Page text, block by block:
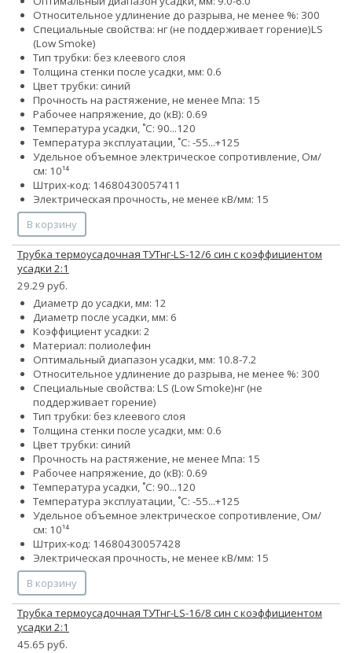
Относительное удлинение до разрыва, не менее %: 300
Специальные свойства: нг (не поддерживает горение)LS
(Low Smoke)
Тип трубки: без клеевого слоя
Толщина стенки после усадки, мм: 0.6
Цвет трубки: синий
Прочность на растяжение, не менее Мпа: 15
Рабочее напряжение, до (кВ): 0.69
Температура усадки, ˚С: 90...120
Температура эксплуатации, ˚С: -55...+125
Удельное объемное электрическое сопротивление, Ом/
см: 10¹⁴
Штрих-код: 14680430057411
Электрическая прочность, не менее кВ/мм: 15
В корзину
Трубка термоусадочная ТУТнг-LS-12/6 син с коэффициентом
усадки 2:1
29.29 руб.
Диаметр до усадки, мм: 12
Диаметр после усадки, мм: 6
Коэффициент усадки: 2
Материал: полиолефин
Оптимальный диапазон усадки, мм: 10.8-7.2
Относительное удлинение до разрыва, не менее %: 300
Специальные свойства: LS (Low Smoke)нг (не
поддерживает горение)
Тип трубки: без клеевого слоя
Толщина стенки после усадки, мм: 0.6
Цвет трубки: синий
Прочность на растяжение, не менее Мпа: 15
Рабочее напряжение, до (кВ): 0.69
Температура усадки, ˚С: 90...120
Температура эксплуатации, ˚С: -55...+125
Удельное объемное электрическое сопротивление, Ом/
см: 10¹⁴
Штрих-код: 14680430057428
Электрическая прочность, не менее кВ/мм: 15
В корзину
Трубка термоусадочная ТУТнг-LS-16/8 син с коэффициентом
усадки 2:1
45.65 руб.